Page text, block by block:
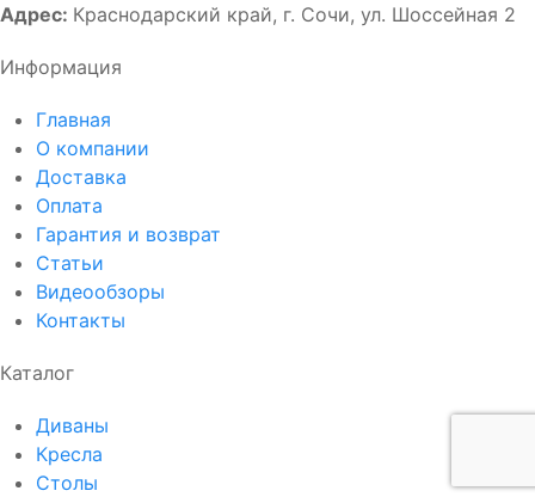
Адрес: Краснодарский край, г. Сочи, ул. Шоссейная 2
Информация
Главная
О компании
Доставка
Оплата
Гарантия и возврат
Статьи
Видеообзоры
Контакты
Каталог
Диваны
Кресла
Столы